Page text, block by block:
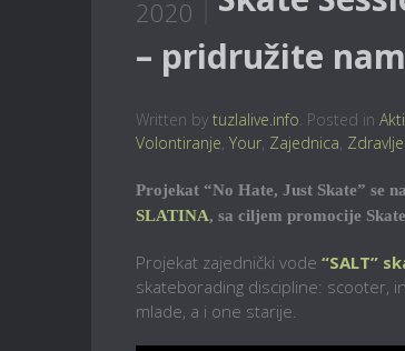
2020
– pridružite
Written by tuzlalive.info. Posted in
Volontiranje, Your, Zajednica, Zdravlje
Projekat “No Hate, Just Skate” se
SLATINA, sa ciljem promocije
Projekat zajednički vode “SALT”
skateborading discipline: scooter,
mlade, a i one starije.